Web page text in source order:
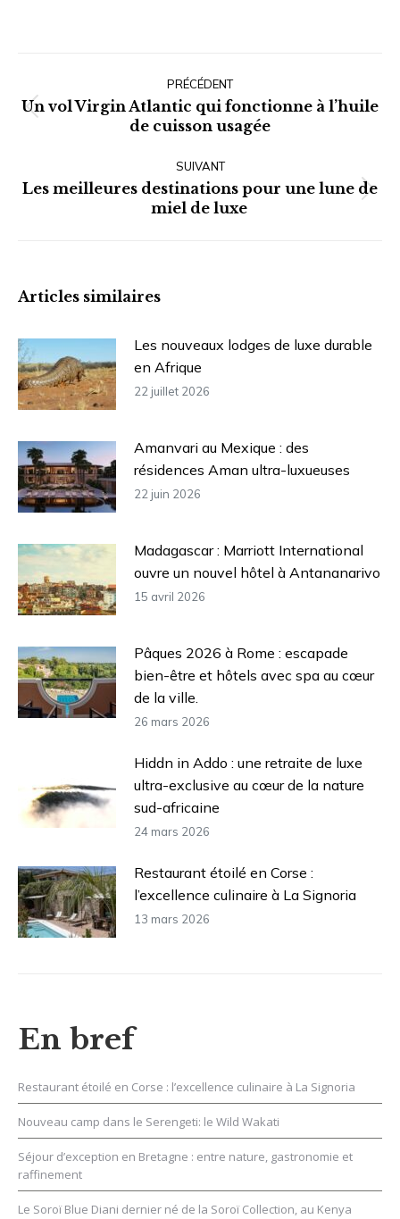
PRÉCÉDENT
Article
précédent
:
Un vol Virgin Atlantic qui fonctionne à l’huile
de cuisson usagée
SUIVANT
Article
Les meilleures destinations pour une lune de
miel de luxe
Articles similaires
Les nouveaux lodges de luxe durable
en Afrique
22 juillet 2026
Amanvari au Mexique : des
résidences Aman ultra-luxueuses
22 juin 2026
Madagascar : Marriott International
ouvre un nouvel hôtel à Antananarivo
15 avril 2026
Pâques 2026 à Rome : escapade
bien-être et hôtels avec spa au cœur
de la ville.
26 mars 2026
Hiddn in Addo : une retraite de luxe
ultra-exclusive au cœur de la nature
sud-africaine
24 mars 2026
Restaurant étoilé en Corse :
l’excellence culinaire à La Signoria
13 mars 2026
En bref
Restaurant étoilé en Corse : l’excellence culinaire à La Signoria
Nouveau camp dans le Serengeti: le Wild Wakati
Séjour d’exception en Bretagne : entre nature, gastronomie et
raffinement
Le Soroï Blue Diani dernier né de la Soroï Collection, au Kenya